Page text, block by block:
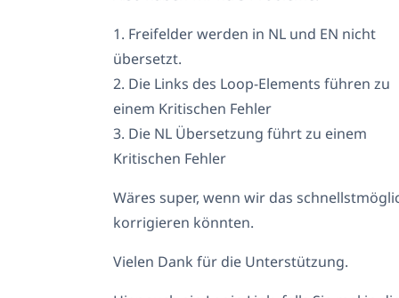
1. Freifelder werden in NL und EN nicht
übersetzt.
2. Die Links des Loop-Elements führen zu
einem Kritischen Fehler
3. Die NL Übersetzung führt zu einem
Kritischen Fehler
Wäres super, wenn wir das
korrigieren könnten.
Vielen Dank für die Unterstützung.